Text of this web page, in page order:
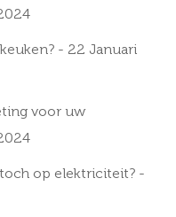
- 22 Januari
voor uw
op elektriciteit? -